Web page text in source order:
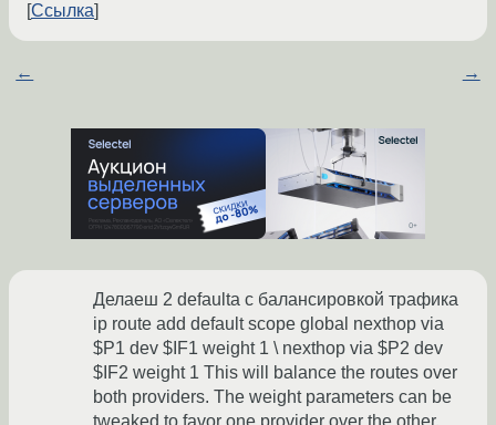
Ссылка
← →
Делаеш 2 defaulta с балансировкой трафика
ip route add default scope global nexthop via
$P1 dev $IF1 weight 1 \ nexthop via $P2 dev
$IF2 weight 1 This will balance the routes over
both providers. The weight parameters can be